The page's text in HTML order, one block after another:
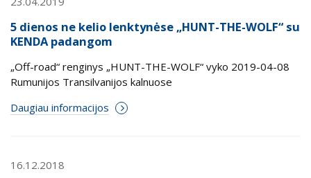
5 dienos ne kelio lenktynėse „HUNT-THE-WOLF“ su
KENDA padangom
„Off-road“ renginys „HUNT-THE-WOLF“ vyko 2019-04-08
Rumunijos Transilvanijos kalnuose
Daugiau informacijos
16.12.2018